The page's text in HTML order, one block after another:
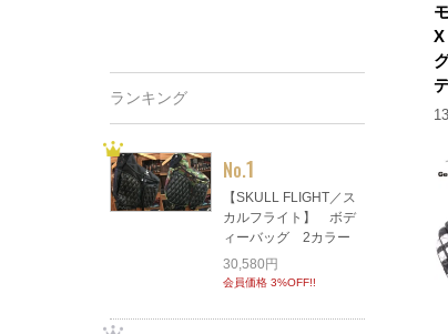
ランキング
No.1
【SKULL FLIGHT／ス
カルフライト】 ボデ
ィーバッグ 2カラー
30,580円
会員価格 3%OFF!!